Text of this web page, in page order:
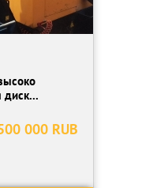
диск...
000 RUB